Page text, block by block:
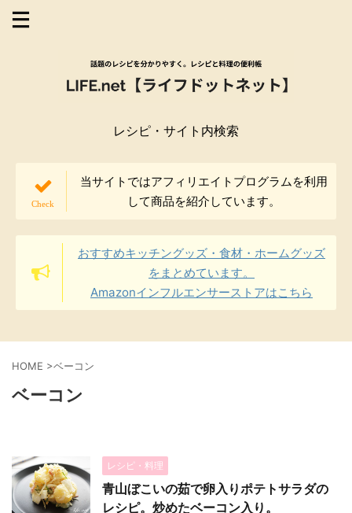
レシピ・サイト内検索
当サイトではアフィリエイトプログラムを利用
して商品を紹介しています。
おすすめキッチングッズ・食材・ホームグッズ
をまとめています。
Amazonインフルエンサーストアはこちら
HOME >ベーコン
ベーコン
レシピ・料理
青山ぼこいの茹で卵入りポテトサラダの
レシピ。炒めたベーコン入り。